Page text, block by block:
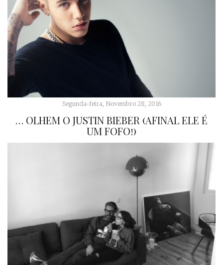
Segunda-feira, Novembro 28, 2016
… OLHEM O JUSTIN BIEBER (AFINAL ELE É
UM FOFO!)